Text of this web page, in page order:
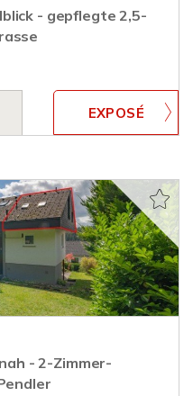
- gepflegte 2,5-
- 2-Zimmer-